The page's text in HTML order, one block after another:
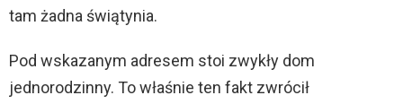
tam żadna świątynia.
Pod wskazanym adresem stoi zwykły dom
jednorodzinny. To właśnie ten fakt zwrócił